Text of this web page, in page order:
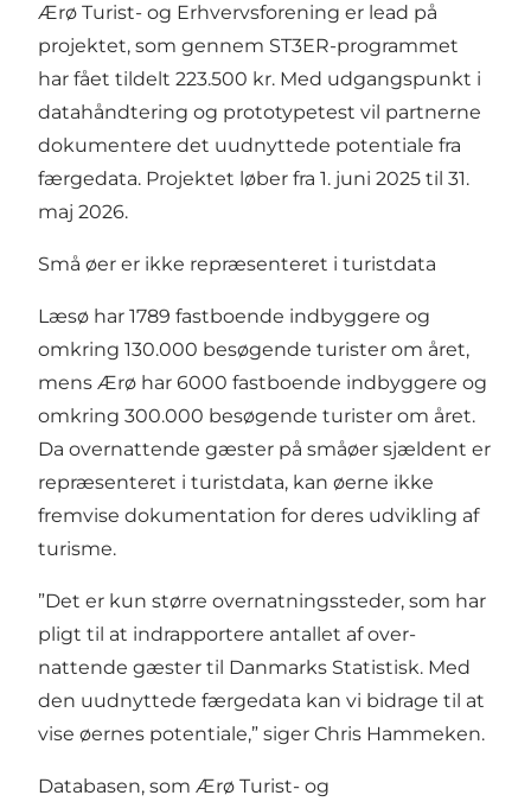
Ærø Turist- og Erhvervsforening er lead på
projektet, som gennem ST3ER-programmet
har fået tildelt 223.500 kr. Med udgangspunkt i
datahåndtering og prototypetest vil partnerne
dokumentere det uudnyttede potentiale fra
færgedata. Projektet løber fra 1. juni 2025 til 31.
maj 2026.
Små øer er ikke repræsenteret i turistdata
Læsø har 1789 fastboende indbyggere og
omkring 130.000 besøgende turister om året,
mens Ærø har 6000 fastboende indbyggere og
omkring 300.000 besøgende turister om året.
Da overnattende gæster på småøer sjældent er
repræsenteret i turistdata, kan øerne ikke
fremvise dokumentation for deres udvikling af
turisme.
”Det er kun større overnatningssteder, som har
pligt til at indrapportere antallet af over­
nattende gæster til Danmarks Statistisk. Med
den uudnyttede færgedata kan vi bidrage til at
vise øernes potentiale,” siger Chris Hammeken.
Databasen, som Ærø Turist- og